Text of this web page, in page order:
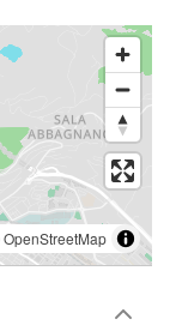
OpenStreetMap